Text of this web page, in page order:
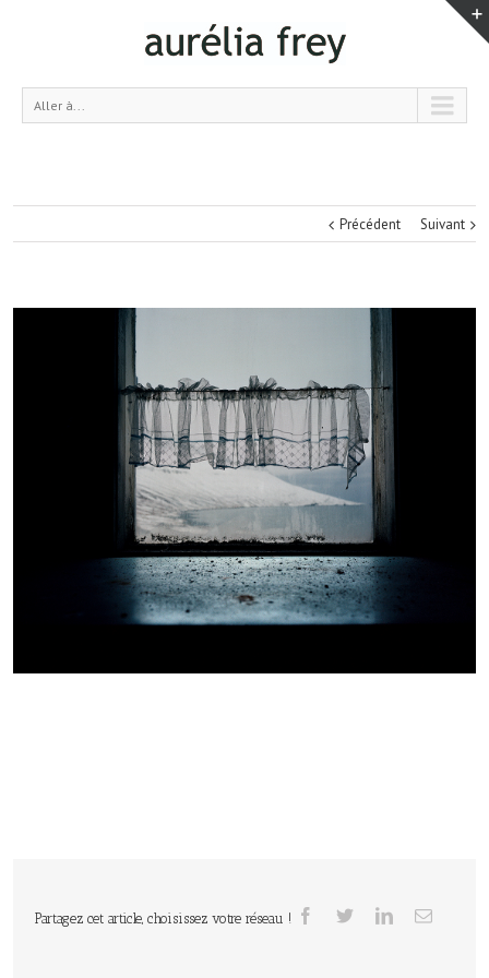
Aller à...
Précédent Suivant
Partagez cet article, choisissez votre réseau !